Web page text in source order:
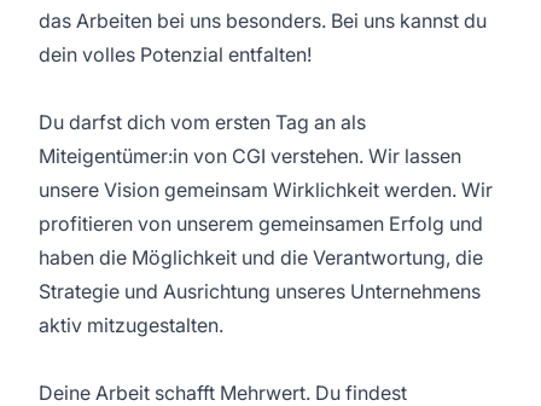
das Arbeiten bei uns besonders. Bei uns kannst du
dein volles Potenzial entfalten!
Du darfst dich vom ersten Tag an als
Miteigentümer:in von CGI verstehen. Wir lassen
unsere Vision gemeinsam Wirklichkeit werden. Wir
profitieren von unserem gemeinsamen Erfolg und
haben die Möglichkeit und die Verantwortung, die
Strategie und Ausrichtung unseres Unternehmens
aktiv mitzugestalten.
Deine Arbeit schafft Mehrwert. Du findest